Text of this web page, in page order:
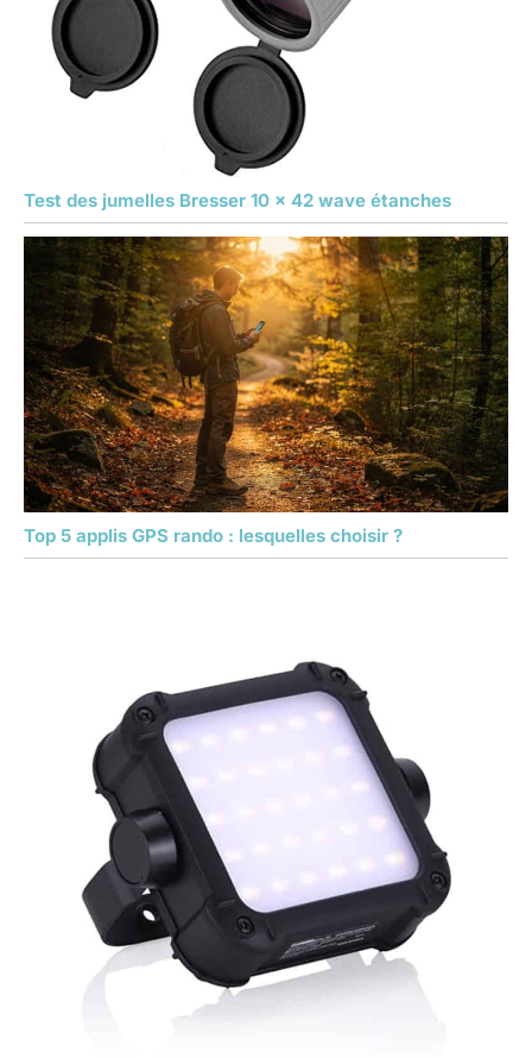
Test des jumelles Bresser 10 x 42 wave étanches
Top 5 applis GPS rando : lesquelles choisir ?